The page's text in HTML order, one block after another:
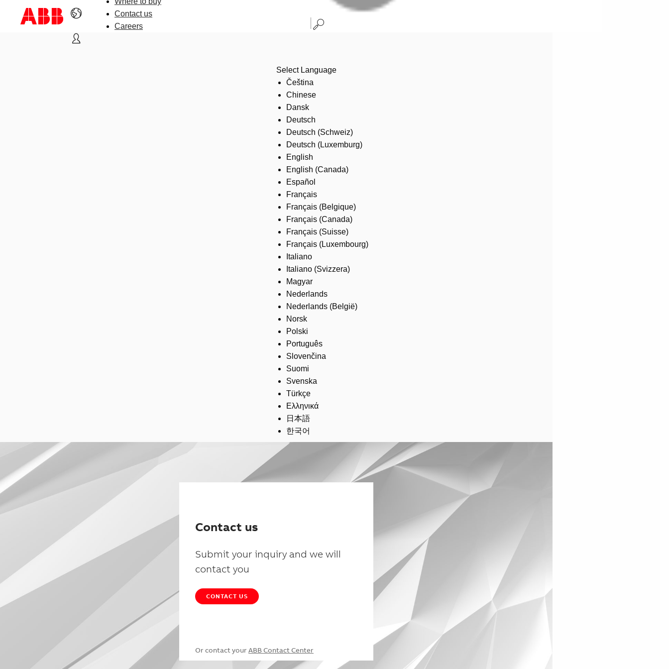
Contact us
Careers
Select Language
Čeština
Chinese
Dansk
Deutsch
Deutsch (Schweiz)
Deutsch (Luxemburg)
English
English (Canada)
Español
Français
Français (Belgique)
Français (Canada)
Français (Suisse)
Français (Luxembourg)
Italiano
Italiano (Svizzera)
Magyar
Nederlands
Nederlands (België)
Norsk
Polski
Português
Slovenčina
Suomi
Svenska
Türkçe
Ελληνικά
日本語
한국어
Contact us
Submit your inquiry and we will
contact you
CONTACT US
Or contact your ABB Contact Center